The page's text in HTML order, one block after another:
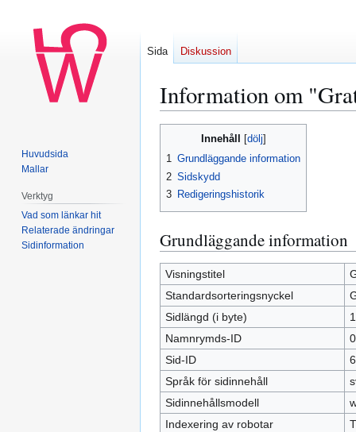
Information om
Innehåll
1 Grundläggande information
2 Sidskydd
3 Redigeringshistorik
Grundläggande information
Visningstitel
Standardsorteringsnyckel
Sidlängd (i byte)
Namnrymds-ID
0
Sid-ID
Språk för sidinnehåll
Sidinnehållsmodell
Indexering av robotar
Sida Diskussion
Huvudsida
Mallar
Verktyg
Vad som länkar hit
Relaterade ändringar
Sidinformation